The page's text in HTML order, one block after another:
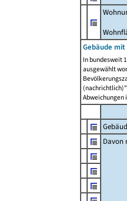
Gebäude
In bundesweit
ausgewählt
Abweichungen
Davon